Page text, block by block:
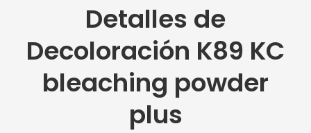
Detalles de
Decoloración K89 KC
bleaching powder
plus